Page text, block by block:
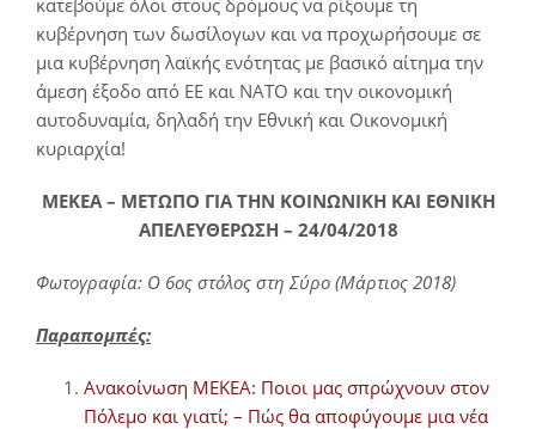
κυβέρνηση των δωσίλογων και να προχωρήσουμε σε
μια κυβέρνηση λαϊκής ενότητας με βασικό αίτημα την
άμεση έξοδο από ΕΕ και ΝΑΤΟ και την οικονομική
αυτοδυναμία, δηλαδή την Εθνική και Οικονομική
κυριαρχία!
ΜΕΚΕΑ – ΜΕΤΩΠΟ ΓΙΑ ΤΗΝ ΚΟΙΝΩΝΙΚΗ ΚΑΙ ΕΘΝΙΚΗ
ΑΠΕΛΕΥΘΕΡΩΣΗ – 24/04/2018
Φωτογραφία: Ο 6ος στόλος στη Σύρο (Μάρτιος 2018)
Παραπομπές:
Ανακοίνωση ΜΕΚΕΑ: Ποιοι μας σπρώχνουν στον
Πόλεμο και γιατί; – Πώς θα αποφύγουμε μια νέα